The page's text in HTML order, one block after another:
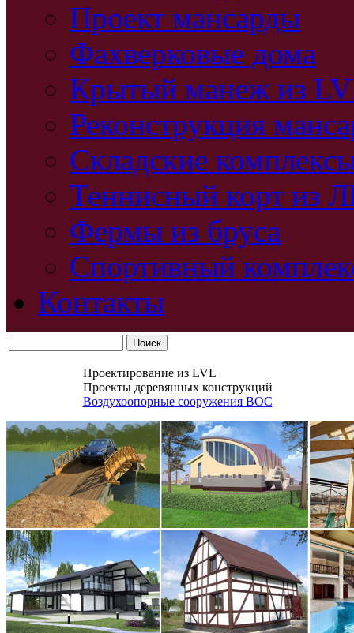
Проект мансарды
Фахверковые дома
Крытый манеж из
Реконструкция
Складские
Теннисный корт из
Фермы из бруса
Спортивный
Контакты
Проектирование из LVL
Проекты деревянных конструкций
Воздухоопорные сооружения ВОС